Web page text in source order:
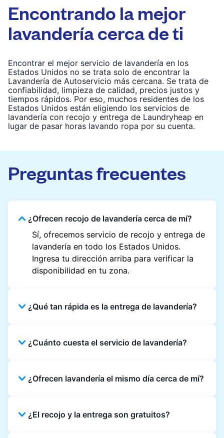
Encontrando la mejor
lavandería cerca de ti
Encontrar el mejor servicio de lavandería en los
Estados Unidos no se trata solo de encontrar la
Lavandería de Autoservicio más cercana. Se trata de
confiabilidad, limpieza de calidad, precios justos y
tiempos rápidos. Por eso, muchos residentes de los
Estados Unidos están eligiendo los servicios de
lavandería con recojo y entrega de Laundryheap en
lugar de pasar horas lavando ropa por su cuenta.
Preguntas frecuentes
¿Ofrecen recojo de lavandería cerca de mí?
Sí, ofrecemos servicio de recojo y entrega de
lavandería en todo los Estados Unidos.
Ingresa tu dirección arriba para verificar la
disponibilidad en tu zona.
¿Qué tan rápida es la entrega de lavandería?
entregan en un plazo de 24 horas. La entrega
¿Cuánto cuesta el servicio de lavandería?
del servicio y del tamaño del pedido. Puedes
¿Ofrecen lavandería el mismo día cerca de mí?
día. Ingresa tu dirección arriba para verificar
¿El recojo y la entrega son gratuitos?